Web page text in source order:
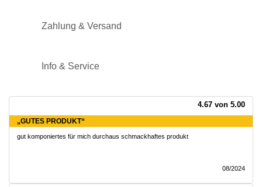
Zahlung & Versand
Info & Service
4.67 von 5.00
„GUTES PRODUKT“
gut komponiertes für mich durchaus schmackhaftes produkt
08/2024